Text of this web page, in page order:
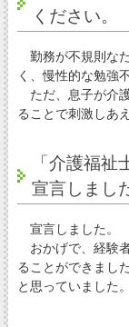
ください。
勤務が不規則な
く、慢性的な勉強
ただ、息子が介
ることで刺激しあ
「介護福
宣言しまし
宣言しました。
おかげで、経験
ることができまし
と思っていました。